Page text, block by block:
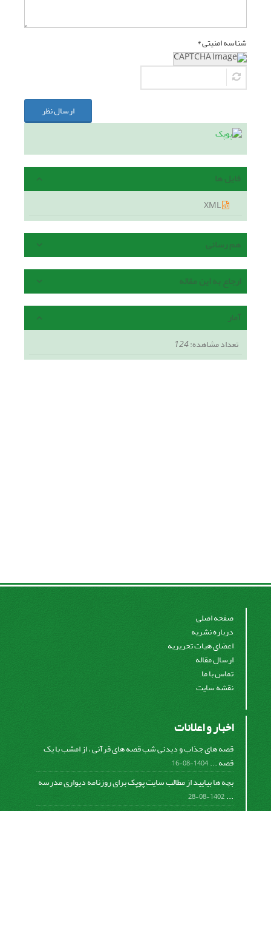
شناسه امنیتی *
ارسال نظر
فایل ها
هم رسانی
ارجاع به این مقاله
آمار
تعداد مشاهده:124
صفحه اصلی
درباره نشریه
اعضای هیات تحریریه
ارسال مقاله
تماس با ما
نقشه سایت
اخبار و اعلانات
قصه های جذاب و دیدنی شب قصه های قرآنی ، از امشب با یک
قصه ...1404-08-16
بچه ها بیایید از مطالب سایت پوپک برای روزنامه دیواری مدرسه
...
1402-08-28